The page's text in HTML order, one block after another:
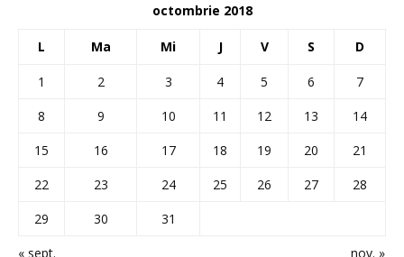
octombrie 2018
L Ma Mi J V S D
« sept. nov. »
1 2 3 4 5 6
7
8
9 10 11 12 13
14
15
16 17 18 19 20
21
22
23 24 25 26 27
28
29
30 31